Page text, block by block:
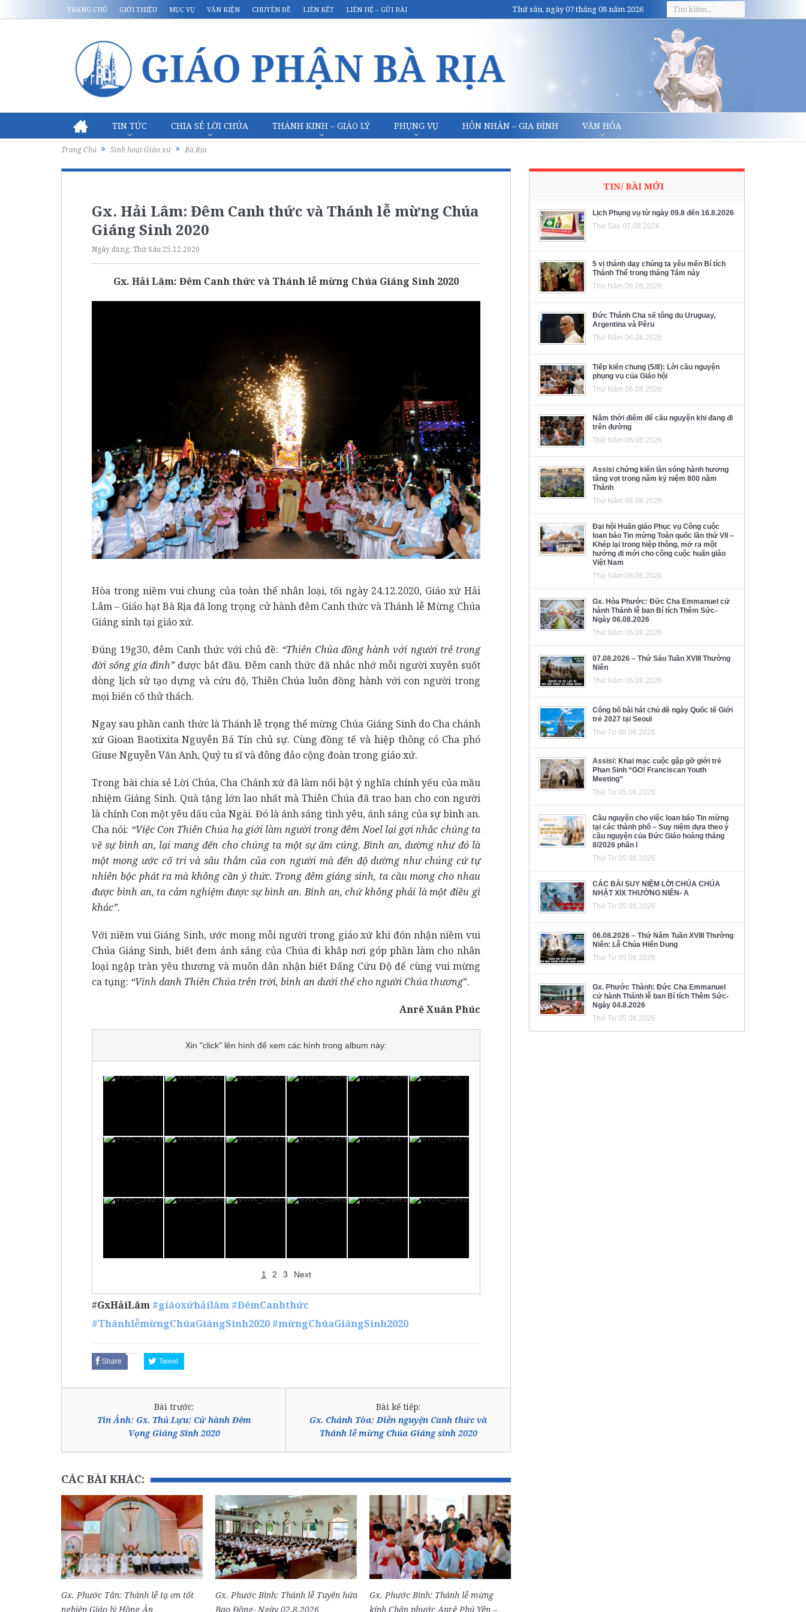
TRANG CHỦ GIỚI THIỆU MỤC VỤ VĂN KIỆN CHUYÊN ĐỀ LIÊN KẾT LIÊN HỆ – GỬI BÀI Thứ sáu, ngày 07 tháng 08 năm 2026
TIN TỨC CHIA SẺ LỜI CHÚA THÁNH KINH – GIÁO LÝ PHỤNG VỤ HÔN NHÂN – GIA ĐÌNH VĂN HÓA
Trang Chủ Sinh hoạt Giáo xứ Bà Rịa
Gx. Hải Lâm: Đêm Canh thức và Thánh lễ mừng Chúa
Giáng Sinh 2020
Ngày đăng: Thứ Sáu 25.12.2020
Gx. Hải Lâm: Đêm Canh thức và Thánh lễ mừng Chúa Giáng Sinh 2020
Hòa trong niềm vui chung của toàn thể nhân loại, tối ngày 24.12.2020, Giáo xứ Hải
Lâm – Giáo hạt Bà Rịa đã long trọng cử hành đêm Canh thức và Thánh lễ Mừng Chúa
Giáng sinh tại giáo xứ.
Đúng 19g30, đêm Canh thức với chủ đề: “Thiên Chúa đồng hành với người trẻ trong
đời sống gia đình”được bắt đầu. Đêm canh thức đã nhắc nhớ mỗi người xuyên suốt
dòng lịch sử tạo dựng và cứu độ, Thiên Chúa luôn đồng hành với con người trong
mọi biến cố thử thách.
Ngay sau phần canh thức là Thánh lễ trọng thể mừng Chúa Giáng Sinh do Cha chánh
xứ Gioan Baotixita Nguyễn Bá Tín chủ sự. Cùng đồng tế và hiệp thông có Cha phó
Giuse Nguyễn Văn Anh, Quý tu sĩ và đông đảo cộng đoàn trong giáo xứ.
Trong bài chia sẻ Lời Chúa, Cha Chánh xứ đã làm nổi bật ý nghĩa chính yếu của mầu
nhiệm Giáng Sinh. Quà tặng lớn lao nhất mà Thiên Chúa đã trao ban cho con người
là chính Con một yêu dấu của Ngài. Đó là ánh sáng tình yêu, ánh sáng của sự bình an.
Cha nói: “Việc Con Thiên Chúa hạ giới làm người trong đêm Noel lại gợi nhắc chúng ta
về sự bình an, lại mang đến cho chúng ta một sự ấm cúng. Bình an, dường như đó là
một mong ước cố tri và sâu thẳm của con người mà đến độ dường như chúng cứ tự
nhiên bộc phát ra mà không cần ý thức. Trong đêm giáng sinh, ta cầu mong cho nhau
được bình an, ta cảm nghiệm được sự bình an. Bình an, chứ không phải là một điều gì
khác”.
Với niềm vui Giáng Sinh, ước mong mỗi người trong giáo xứ khi đón nhận niềm vui
Chúa Giáng Sinh, biết đem ánh sáng của Chúa đi khắp nơi góp phần làm cho nhân
loại ngập tràn yêu thương và muôn dân nhận biết Đấng Cứu Độ để cùng vui mừng
ca tụng: “Vinh danh Thiên Chúa trên trời, bình an dưới thế cho người Chúa thương”.
Anrê Xuân Phúc
Xin "click" lên hình để xem các hình trong album này:
1 2 3 Next
#GxHảiLâm #giáoxứhảilâm #ĐêmCanhthức
#ThánhlễmừngChúaGiángSinh2020 #mừngChúaGiángSinh2020
Share Tweet
Bài trước:
Tin Ảnh: Gx. Thủ Lựu: Cử hành Đêm
Vọng Giáng Sinh 2020
Bài kế tiếp:
Gx. Chánh Tòa: Diễn nguyện Canh thức và
Thánh lễ mừng Chúa Giáng sinh 2020
CÁC BÀI KHÁC:
Gx. Phước Tân: Thánh lễ tạ ơn tốt
nghiệp Giáo lý Hồng Ân
Gx. Phước Bình: Thánh lễ Tuyên hứa
Bao Đồng- Ngày 02.8.2026
Gx. Phước Bình: Thánh lễ mừng
kính Chân phước Anrê Phú Yên –
TIN/ BÀI MỚI
Lịch Phụng vụ từ ngày 09.8 đến 16.8.2026
Thứ Sáu 07.08.2026
5 vị thánh dạy chúng ta yêu mến Bí tích
Thánh Thể trong tháng Tám này
Thứ Năm 06.08.2026
Đức Thánh Cha sẽ tông du Uruguay,
Argentina và Pêru
Thứ Năm 06.08.2026
Tiếp kiến chung (5/8): Lời cầu nguyện
phụng vụ của Giáo hội
Thứ Năm 06.08.2026
Năm thời điểm để cầu nguyện khi đang đi
trên đường
Thứ Năm 06.08.2026
Assisi chứng kiến làn sóng hành hương
tăng vọt trong năm kỷ niệm 800 năm
Thánh
Thứ Năm 06.08.2026
Đại hội Huấn giáo Phục vụ Công cuộc
loan báo Tin mừng Toàn quốc lần thứ VII –
Khép lại trong hiệp thông, mở ra một
hướng đi mới cho công cuộc huấn giáo
Việt Nam
Thứ Năm 06.08.2026
Gx. Hòa Phước: Đức Cha Emmanuel cử
hành Thánh lễ ban Bí tích Thêm Sức-
Ngày 06.08.2026
Thứ Năm 06.08.2026
07.08.2026 – Thứ Sáu Tuần XVIII Thường
Niên
Thứ Năm 06.08.2026
Công bố bài hát chủ đề ngày Quốc tế Giới
trẻ 2027 tại Seoul
Thứ Tư 05.08.2026
Assisi: Khai mạc cuộc gặp gỡ giới trẻ
Phan Sinh “GO! Franciscan Youth
Meeting”
Thứ Tư 05.08.2026
Cầu nguyện cho việc loan báo Tin mừng
tại các thành phố – Suy niệm dựa theo ý
cầu nguyện của Đức Giáo hoàng tháng
8/2026 phần I
Thứ Tư 05.08.2026
CÁC BÀI SUY NIỆM LỜI CHÚA CHÚA
NHẬT XIX THƯỜNG NIÊN- A
Thứ Tư 05.08.2026
06.08.2026 – Thứ Năm Tuần XVIII Thường
Niên: Lễ Chúa Hiển Dung
Thứ Tư 05.08.2026
Gx. Phước Thành: Đức Cha Emmanuel
cử hành Thánh lễ ban Bí tích Thêm Sức-
Ngày 04.8.2026
Thứ Tư 05.08.2026